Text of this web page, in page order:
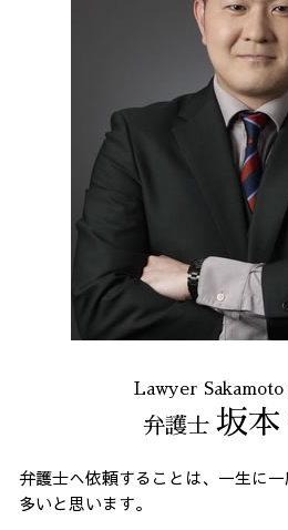
Lawyer
弁護士 坂本
弁護士へ依頼することは、一生に
多いと思います。